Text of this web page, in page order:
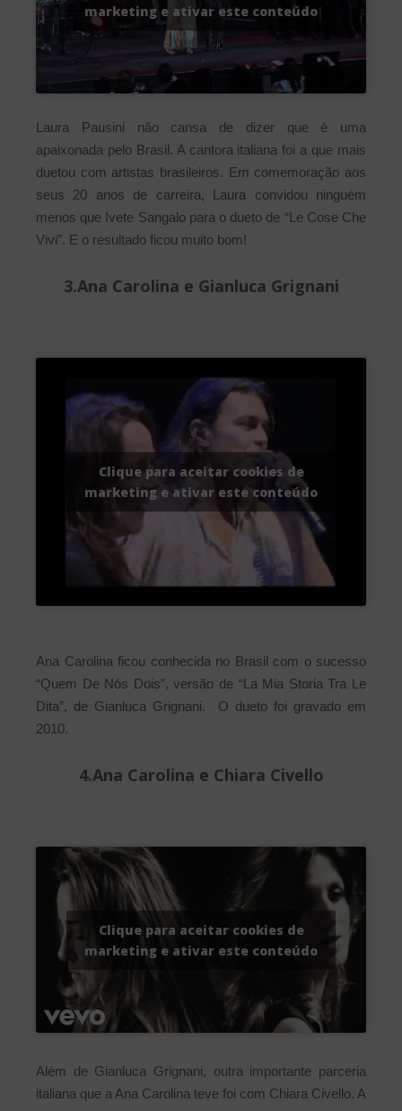
marketing e ativar este conteúdo
Laura Pausini não cansa de dizer que é uma
apaixonada pelo Brasil. A cantora italiana foi a que mais
duetou com artistas brasileiros. Em comemoração aos
seus 20 anos de carreira, Laura convidou ninguém
menos que Ivete Sangalo para o dueto de “Le Cose Che
Vivi”. E o resultado ficou muito bom!
3.Ana Carolina e Gianluca Grignani
Clique para aceitar cookies de
marketing e ativar este conteúdo
Ana Carolina ficou conhecida no Brasil com o sucesso
“Quem De Nós Dois”, versão de “La Mia Storia Tra Le
Dita”, de Gianluca Grignani. O dueto foi gravado em
2010.
4.Ana Carolina e Chiara Civello
Clique para aceitar cookies de
marketing e ativar este conteúdo
Além de Gianluca Grignani, outra importante parceria
italiana que a Ana Carolina teve foi com Chiara Civello. A